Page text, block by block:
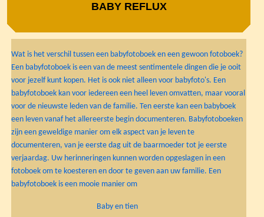
BABY REFLUX
Wat is het verschil tussen een babyfotoboek en een gewoon fotoboek?
Een babyfotoboek is een van de meest sentimentele dingen die je ooit
voor jezelf kunt kopen. Het is ook niet alleen voor babyfoto's. Een
babyfotoboek kan voor iedereen een heel leven omvatten, maar vooral
voor de nieuwste leden van de familie. Ten eerste kan een babyboek
een leven vanaf het allereerste begin documenteren. Babyfotoboeken
zijn een geweldige manier om elk aspect van je leven te
documenteren, van je eerste dag uit de baarmoeder tot je eerste
verjaardag. Uw herinneringen kunnen worden opgeslagen in een
fotoboek om te koesteren en door te geven aan uw familie. Een
babyfotoboek is een mooie manier om
Baby en tien